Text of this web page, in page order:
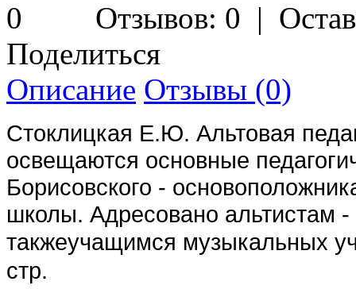
Отзывов: 0 |
Поделиться
Описание Отзывы (0)
Стоклицкая Е.Ю. Альтовая
освещаются основные
Борисовского -
школы. Адресовано альтистам
такжеучащимся музыкальных
стр.